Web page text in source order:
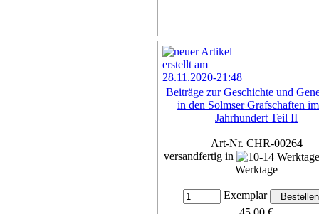
Beiträge zur Geschichte und
in den Solmser Grafschaften
Jahrhundert Teil II
Art-Nr. CHR-00264
versandfertig in
Werktage
Exemplar